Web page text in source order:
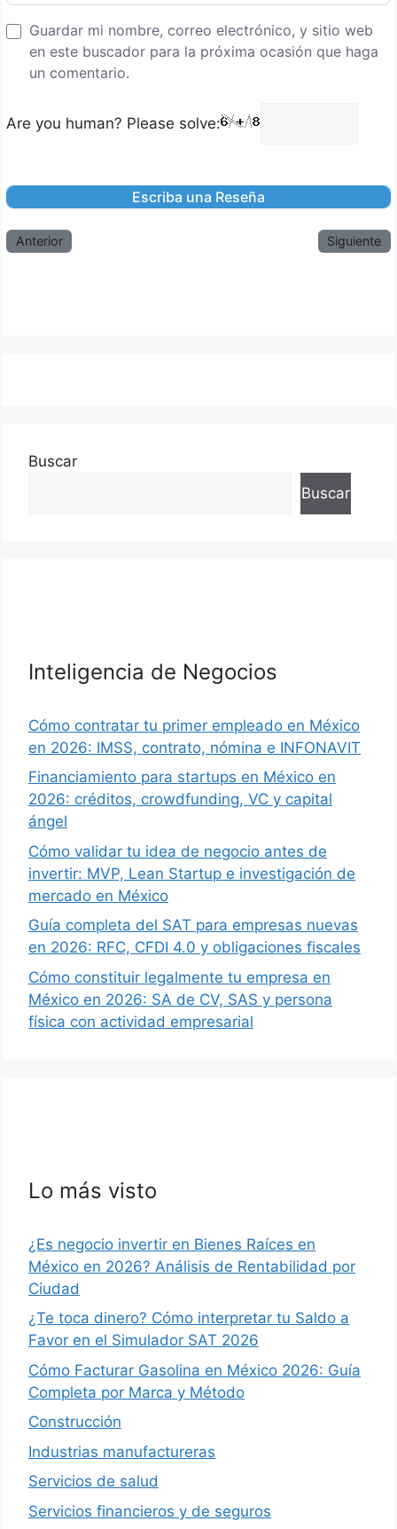
Guardar mi nombre, correo electrónico, y sitio web
en este buscador para la próxima ocasión que haga
un comentario.
Are you human? Please solve:
Anterior Siguiente
Buscar
Buscar
Inteligencia de Negocios
Cómo contratar tu primer empleado en México
en 2026: IMSS, contrato, nómina e INFONAVIT
Financiamiento para startups en México en
2026: créditos, crowdfunding, VC y capital
ángel
Cómo validar tu idea de negocio antes de
invertir: MVP, Lean Startup e investigación de
mercado en México
Guía completa del SAT para empresas nuevas
en 2026: RFC, CFDI 4.0 y obligaciones fiscales
Cómo constituir legalmente tu empresa en
México en 2026: SA de CV, SAS y persona
física con actividad empresarial
Lo más visto
¿Es negocio invertir en Bienes Raíces en
México en 2026? Análisis de Rentabilidad por
Ciudad
¿Te toca dinero? Cómo interpretar tu Saldo a
Favor en el Simulador SAT 2026
Cómo Facturar Gasolina en México 2026: Guía
Completa por Marca y Método
Construcción
Industrias manufactureras
Servicios de salud
Servicios financieros y de seguros